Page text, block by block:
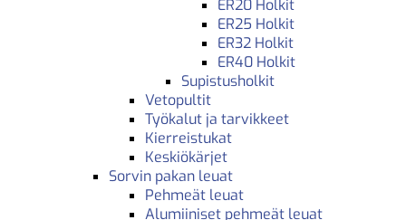
ER20 Holkit
ER25 Holkit
ER32 Holkit
ER40 Holkit
Supistusholkit
Vetopultit
Työkalut ja tarvikkeet
Kierreistukat
Keskiökärjet
Sorvin pakan leuat
Pehmeät leuat
Alumiiniset pehmeät leuat